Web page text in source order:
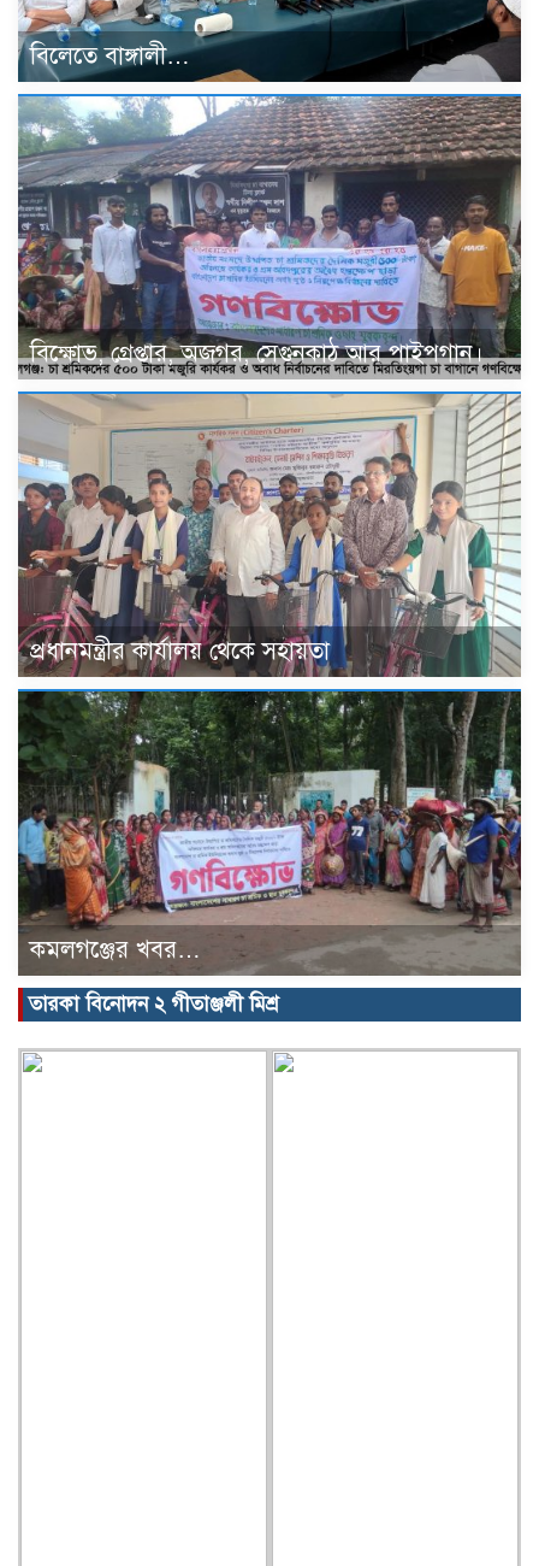
বিলেতে বাঙ্গালী…
বিক্ষোভ, গ্রেপ্তার, অজগর, সেগুনকাঠ আর পাইপগান।
প্রধানমন্ত্রীর কার্যালয় থেকে সহায়তা
কমলগঞ্জের খবর…
তারকা বিনোদন ২ গীতাঞ্জলী মিশ্র